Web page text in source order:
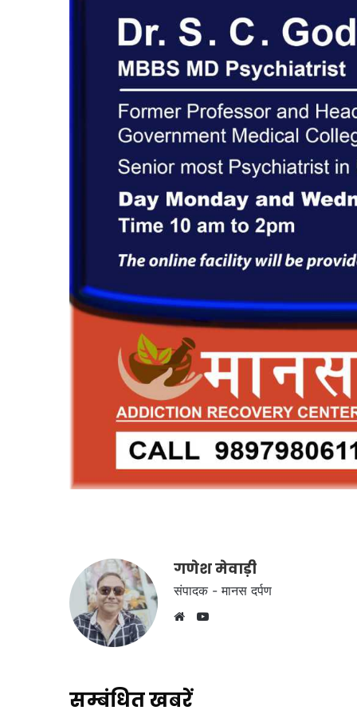
गणेश मेवाड़ी
संपादक - मानस दर्पण
YouTube
सम्बंधित खबरें